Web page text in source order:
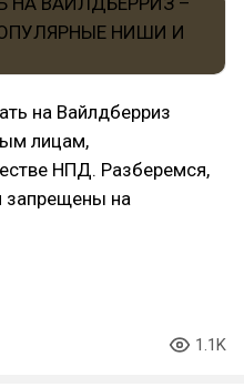
на Вайлдберриз
лицам,
НПД. Разберемся,
запрещены на
1.1K